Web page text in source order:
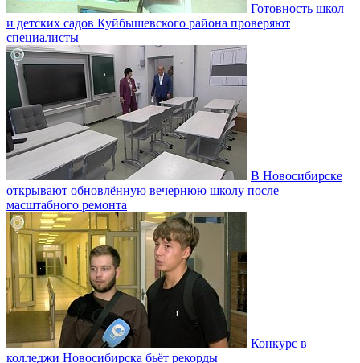
Готовность школ
и детских садов Куйбышевского района проверяют
специалисты
В Новосибирске
открывают обновлённую вечернюю школу после
масштабного ремонта
Конкурс в
колледжи Новосибирска бьёт рекорды